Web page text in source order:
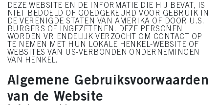
DEZE WEBSITE EN DE INFORMATIE DIE HIJ BEVAT, IS
NIET BEDOELD OF GOEDGEKEURD VOOR GEBRUIK IN
DE VERENIGDE STATEN VAN AMERIKA OF DOOR U.S.
BURGERS OF INGEZETENEN. DEZE PERSONEN
WORDEN VRIENDELIJK VERZOCHT OM CONTACT OP
TE NEMEN MET HUN LOKALE HENKEL-WEBSITE OF
WEBSITES VAN US-VERBONDEN ONDERNEMINGEN
VAN HENKEL.
Algemene Gebruiksvoorwaarden
van de Website